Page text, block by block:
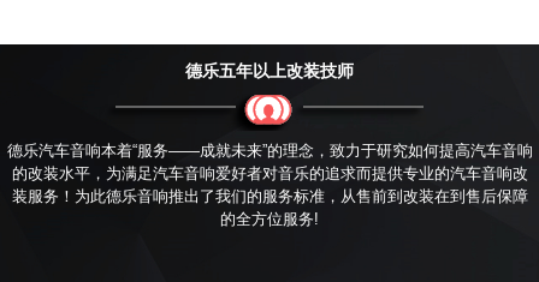
德乐五年以上改装技师
德乐汽车音响本着“服务——成就未来”的理念，致力于研究如何提高汽车音响
的改装水平，为满足汽车音响爱好者对音乐的追求而提供专业的汽车音响改
装服务！为此德乐音响推出了我们的服务标准，从售前到改装在到售后保障
的全方位服务!